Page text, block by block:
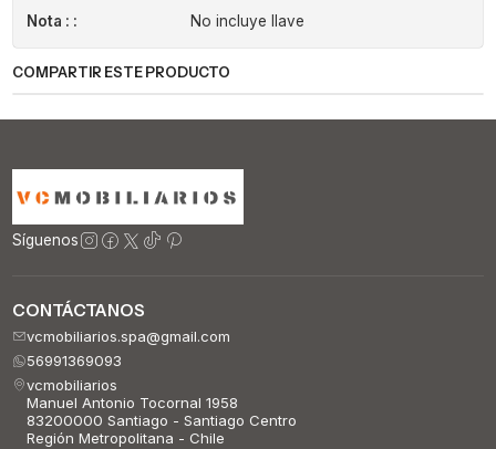
Nota : : No incluye llave
COMPARTIR ESTE PRODUCTO
Síguenos
CONTÁCTANOS
vcmobiliarios.spa@gmail.com
56991369093
vcmobiliarios
Manuel Antonio Tocornal 1958
83200000 Santiago - Santiago Centro
Región Metropolitana - Chile